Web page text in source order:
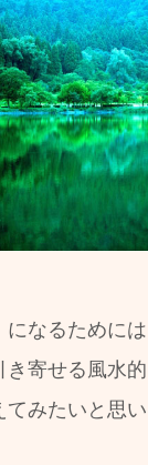
になるために
き寄せる風水
みたいと思い